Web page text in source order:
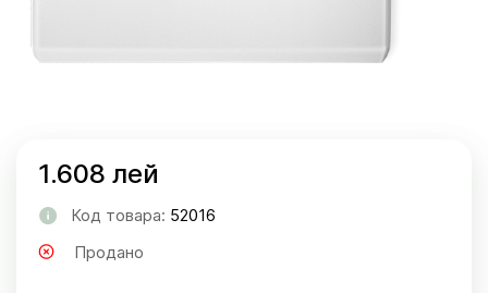
1.608 лей
Код товара: 52016
Продано